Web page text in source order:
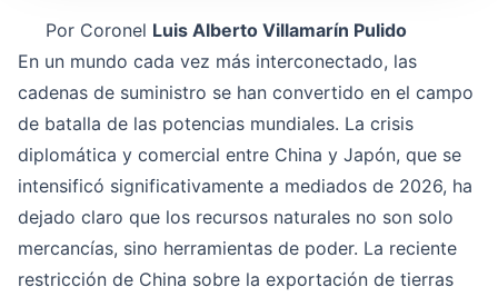
Por Coronel Luis Alberto Villamarín Pulido
En un mundo cada vez más interconectado, las
cadenas de suministro se han convertido en el campo
de batalla de las potencias mundiales. La crisis
diplomática y comercial entre China y Japón, que se
intensificó significativamente a mediados de 2026, ha
dejado claro que los recursos naturales no son solo
mercancías, sino herramientas de poder. La reciente
restricción de China sobre la exportación de tierras